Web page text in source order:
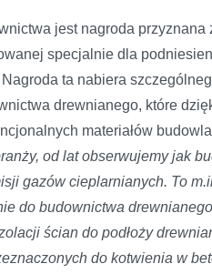
jest nagroda przyznana
specjalnie dla
ta nabiera
drewnianego, które
materiałów
od lat obserwujemy jak
gazów cieplarnianych. To
do budownictwa
ścian do podłoży
do kotwienia w